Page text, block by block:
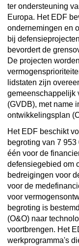
ter ondersteuning
Europa. Het EDF
ondernemingen en
bij
bevordert de
De projecten
lidstaten zijn
gemeenschappelijk
(GVDB), met name
ontwikkelingsplan
Het EDF beschikt
begroting van 7 953
één voor de
defensiegebied om
bedreigingen voor
voor de
voor
begroting is
(O&O) naar
voortbrengen. Het
werkprogramma's